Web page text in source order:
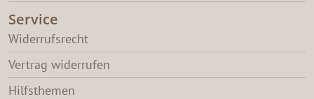
Service
Widerrufsrecht
Vertrag widerrufen
Hilfsthemen